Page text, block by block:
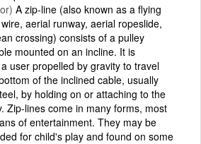
A zip-line (also known as a flying
aerial runway, aerial ropeslide,
crossing) consists of a pulley
mounted on an incline. It is
user propelled by gravity to travel
of the inclined cable, usually
by holding on or attaching to the
Zip-lines come in many forms, most
of entertainment. They may be
for child's play and found on some